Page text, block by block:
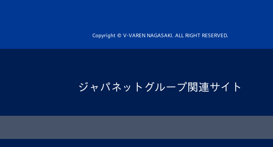
Copyright © V-VAREN NAGASAKI. ALL RIGHT RESERVED.
ジャパネットグループ関連サイト